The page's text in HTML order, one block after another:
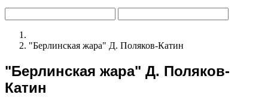
"Берлинская жара" Д. Поляков-Катин
"Берлинская жара" Д. Поляков-
Катин